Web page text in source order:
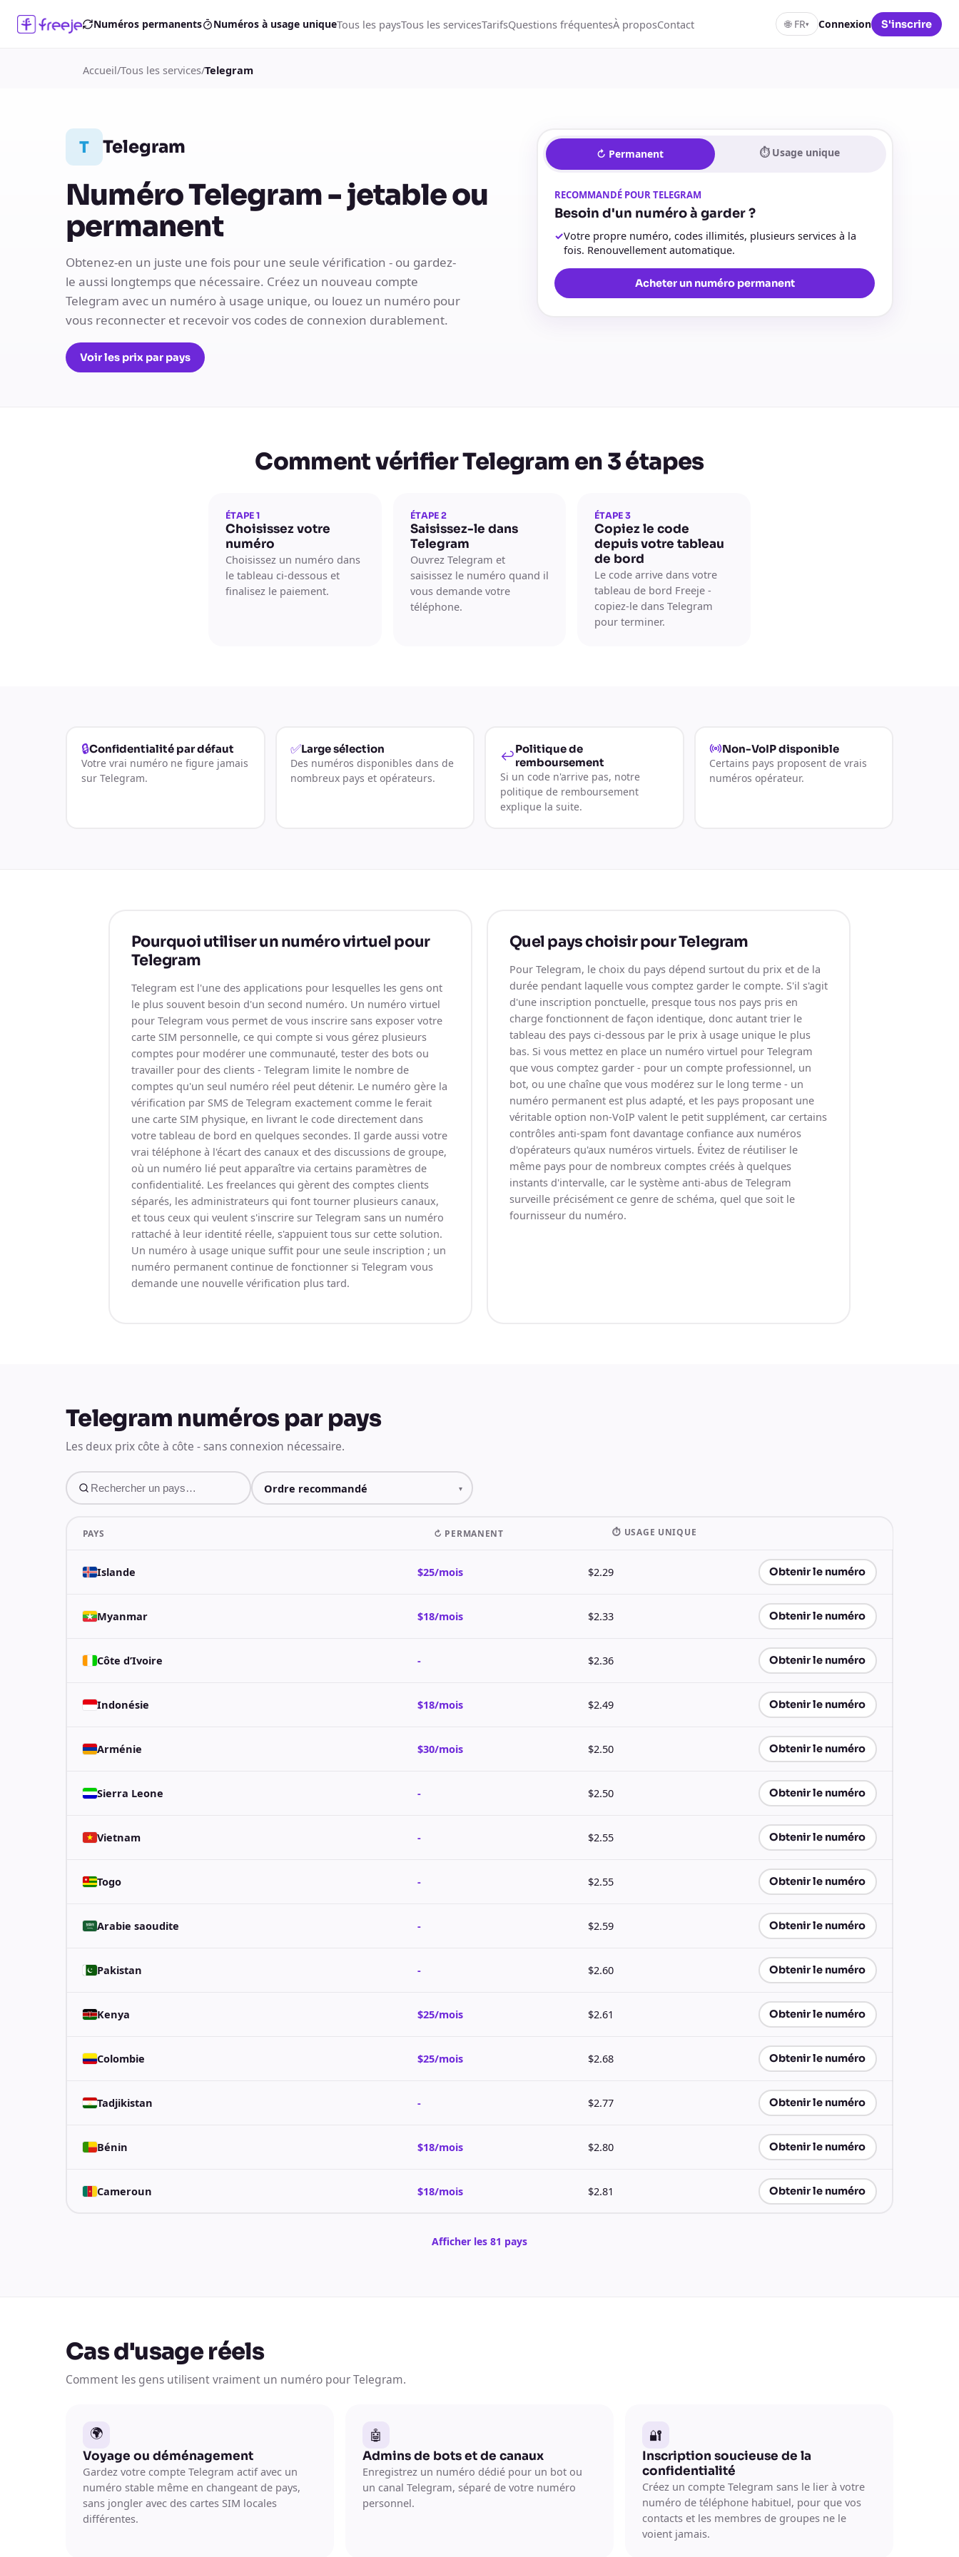
Numéros permanents Numéros à usage uniqueTous les paysTous les servicesTarifsQuestions fréquentesÀ proposContact 🌐 FR▾ Connexion S'inscrire
Accueil/Tous les services/Telegram
T Telegram
Numéro Telegram - jetable ou
permanent
Obtenez-en un juste une fois pour une seule vérification - ou gardez-
le aussi longtemps que nécessaire. Créez un nouveau compte
Telegram avec un numéro à usage unique, ou louez un numéro pour
vous reconnecter et recevoir vos codes de connexion durablement.
Voir les prix par pays
↻ Permanent ⏱ Usage unique
RECOMMANDÉ POUR TELEGRAM
Besoin d'un numéro à garder ?
✓Votre propre numéro, codes illimités, plusieurs services à la
fois. Renouvellement automatique.
Acheter un numéro permanent
Comment vérifier Telegram en 3 étapes
ÉTAPE 1
Choisissez votre
numéro
Choisissez un numéro dans
le tableau ci-dessous et
finalisez le paiement.
ÉTAPE 2
Saisissez-le dans
Telegram
Ouvrez Telegram et
saisissez le numéro quand il
vous demande votre
téléphone.
ÉTAPE 3
Copiez le code
depuis votre tableau
de bord
Le code arrive dans votre
tableau de bord Freeje -
copiez-le dans Telegram
pour terminer.
🔒Confidentialité par défaut
Votre vrai numéro ne figure jamais
sur Telegram.
✅Large sélection
Des numéros disponibles dans de
nombreux pays et opérateurs.
↩Politique de
remboursement
Si un code n'arrive pas, notre
politique de remboursement
explique la suite.
Non-VoIP disponible
Certains pays proposent de vrais
numéros opérateur.
Pourquoi utiliser un numéro virtuel pour
Telegram
Telegram est l'une des applications pour lesquelles les gens ont
le plus souvent besoin d'un second numéro. Un numéro virtuel
pour Telegram vous permet de vous inscrire sans exposer votre
carte SIM personnelle, ce qui compte si vous gérez plusieurs
comptes pour modérer une communauté, tester des bots ou
travailler pour des clients - Telegram limite le nombre de
comptes qu'un seul numéro réel peut détenir. Le numéro gère la
vérification par SMS de Telegram exactement comme le ferait
une carte SIM physique, en livrant le code directement dans
votre tableau de bord en quelques secondes. Il garde aussi votre
vrai téléphone à l'écart des canaux et des discussions de groupe,
où un numéro lié peut apparaître via certains paramètres de
confidentialité. Les freelances qui gèrent des comptes clients
séparés, les administrateurs qui font tourner plusieurs canaux,
et tous ceux qui veulent s'inscrire sur Telegram sans un numéro
rattaché à leur identité réelle, s'appuient tous sur cette solution.
Un numéro à usage unique suffit pour une seule inscription ; un
numéro permanent continue de fonctionner si Telegram vous
demande une nouvelle vérification plus tard.
Quel pays choisir pour Telegram
Pour Telegram, le choix du pays dépend surtout du prix et de la
durée pendant laquelle vous comptez garder le compte. S'il s'agit
d'une inscription ponctuelle, presque tous nos pays pris en
charge fonctionnent de façon identique, donc autant trier le
tableau des pays ci-dessous par le prix à usage unique le plus
bas. Si vous mettez en place un numéro virtuel pour Telegram
que vous comptez garder - pour un compte professionnel, un
bot, ou une chaîne que vous modérez sur le long terme - un
numéro permanent est plus adapté, et les pays proposant une
véritable option non-VoIP valent le petit supplément, car certains
contrôles anti-spam font davantage confiance aux numéros
d'opérateurs qu'aux numéros virtuels. Évitez de réutiliser le
même pays pour de nombreux comptes créés à quelques
instants d'intervalle, car le système anti-abus de Telegram
surveille précisément ce genre de schéma, quel que soit le
fournisseur du numéro.
Telegram numéros par pays
Les deux prix côte à côte - sans connexion nécessaire.
PAYS ↻ PERMANENT ⏱ USAGE UNIQUE
Islande $25/mois $2.29 Obtenir le numéro
Myanmar $18/mois $2.33 Obtenir le numéro
Côte d’Ivoire - $2.36 Obtenir le numéro
Indonésie $18/mois $2.49 Obtenir le numéro
Arménie $30/mois $2.50 Obtenir le numéro
Sierra Leone - $2.50 Obtenir le numéro
Vietnam - $2.55 Obtenir le numéro
Togo - $2.55 Obtenir le numéro
Arabie saoudite - $2.59 Obtenir le numéro
Pakistan - $2.60 Obtenir le numéro
Kenya $25/mois $2.61 Obtenir le numéro
Colombie $25/mois $2.68 Obtenir le numéro
Tadjikistan - $2.77 Obtenir le numéro
Bénin $18/mois $2.80 Obtenir le numéro
Cameroun $18/mois $2.81 Obtenir le numéro
Afficher les 81 pays
Cas d'usage réels
Comment les gens utilisent vraiment un numéro pour Telegram.
🌍
Voyage ou déménagement
Gardez votre compte Telegram actif avec un
numéro stable même en changeant de pays,
sans jongler avec des cartes SIM locales
différentes.
🤖
Admins de bots et de canaux
Enregistrez un numéro dédié pour un bot ou
un canal Telegram, séparé de votre numéro
personnel.
🔐
Inscription soucieuse de la
confidentialité
Créez un compte Telegram sans le lier à votre
numéro de téléphone habituel, pour que vos
contacts et les membres de groupes ne le
voient jamais.